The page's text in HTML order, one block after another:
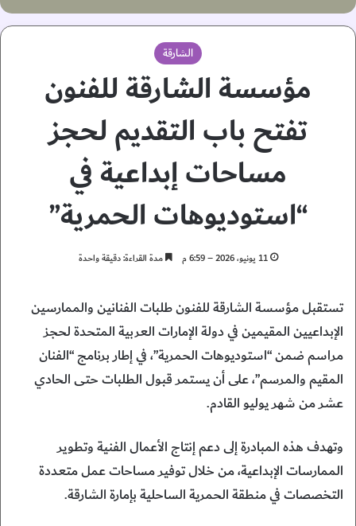
الشارقة
مؤسسة الشارقة للفنون
تفتح باب التقديم لحجز
مساحات إبداعية في
“استوديوهات الحمرية”
11 يونيو، 2026 – 6:59 م مدة القراءة: دقيقة واحدة
تستقبل مؤسسة الشارقة للفنون طلبات الفنانين والممارسين
الإبداعيين المقيمين في دولة الإمارات العربية المتحدة لحجز
مراسم ضمن “استوديوهات الحمرية”، في إطار برنامج “الفنان
المقيم والمرسم”، على أن يستمر قبول الطلبات حتى الحادي
عشر من شهر يوليو القادم.
وتهدف هذه المبادرة إلى دعم إنتاج الأعمال الفنية وتطوير
الممارسات الإبداعية، من خلال توفير مساحات عمل متعددة
التخصصات في منطقة الحمرية الساحلية بإمارة الشارقة.